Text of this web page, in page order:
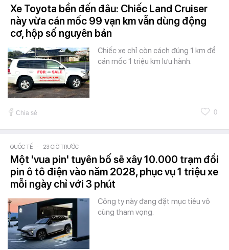
Xe Toyota bền đến đâu: Chiếc Land Cruiser
này vừa cán mốc 99 vạn km vẫn dùng động
cơ, hộp số nguyên bản
Chiếc xe chỉ còn cách đúng 1 km để
cán mốc 1 triệu km lưu hành.
Chia sẻ 0
QUỐC TẾ - 23 GIỜ TRƯỚC
Một 'vua pin' tuyên bố sẽ xây 10.000 trạm đổi
pin ô tô điện vào năm 2028, phục vụ 1 triệu xe
mỗi ngày chỉ với 3 phút
Công ty này đang đặt mục tiêu vô
cùng tham vọng.